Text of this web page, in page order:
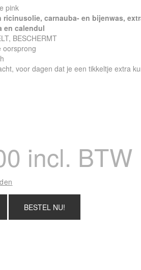
pink
ricinusolie, carnauba- en bijenwas,
en calendul
BESCHERMT
oorsprong
voor dagen dat je een tikkeltje extra
incl. BTW